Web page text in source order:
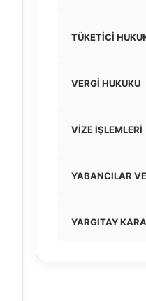
TÜKETİCİ
VERGİ HUKUKU
VİZE İŞLEMLERİ
YABANCILAR
YARGITAY